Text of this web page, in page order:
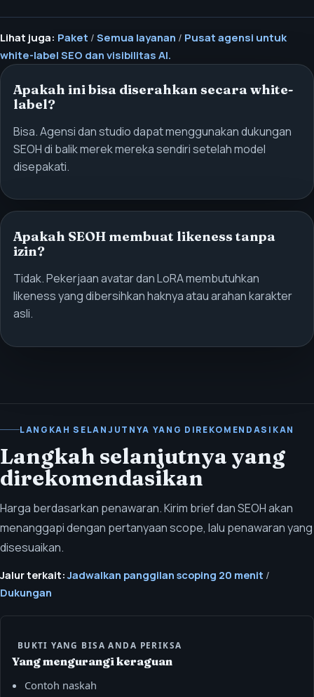
Lihat juga: Paket / Semua layanan / Pusat agensi untuk
white-label SEO dan visibilitas AI.
Apakah ini bisa diserahkan secara white-
label?
Bisa. Agensi dan studio dapat menggunakan dukungan
SEOH di balik merek mereka sendiri setelah model
disepakati.
Apakah SEOH membuat likeness tanpa
izin?
Tidak. Pekerjaan avatar dan LoRA membutuhkan
likeness yang dibersihkan haknya atau arahan karakter
asli.
LANGKAH SELANJUTNYA YANG DIREKOMENDASIKAN
Langkah selanjutnya yang
direkomendasikan
Harga berdasarkan penawaran. Kirim brief dan SEOH akan
menanggapi dengan pertanyaan scope, lalu penawaran yang
disesuaikan.
Jalur terkait: Jadwalkan panggilan scoping 20 menit /
Dukungan
BUKTI YANG BISA ANDA PERIKSA
Yang mengurangi keraguan
Contoh naskah